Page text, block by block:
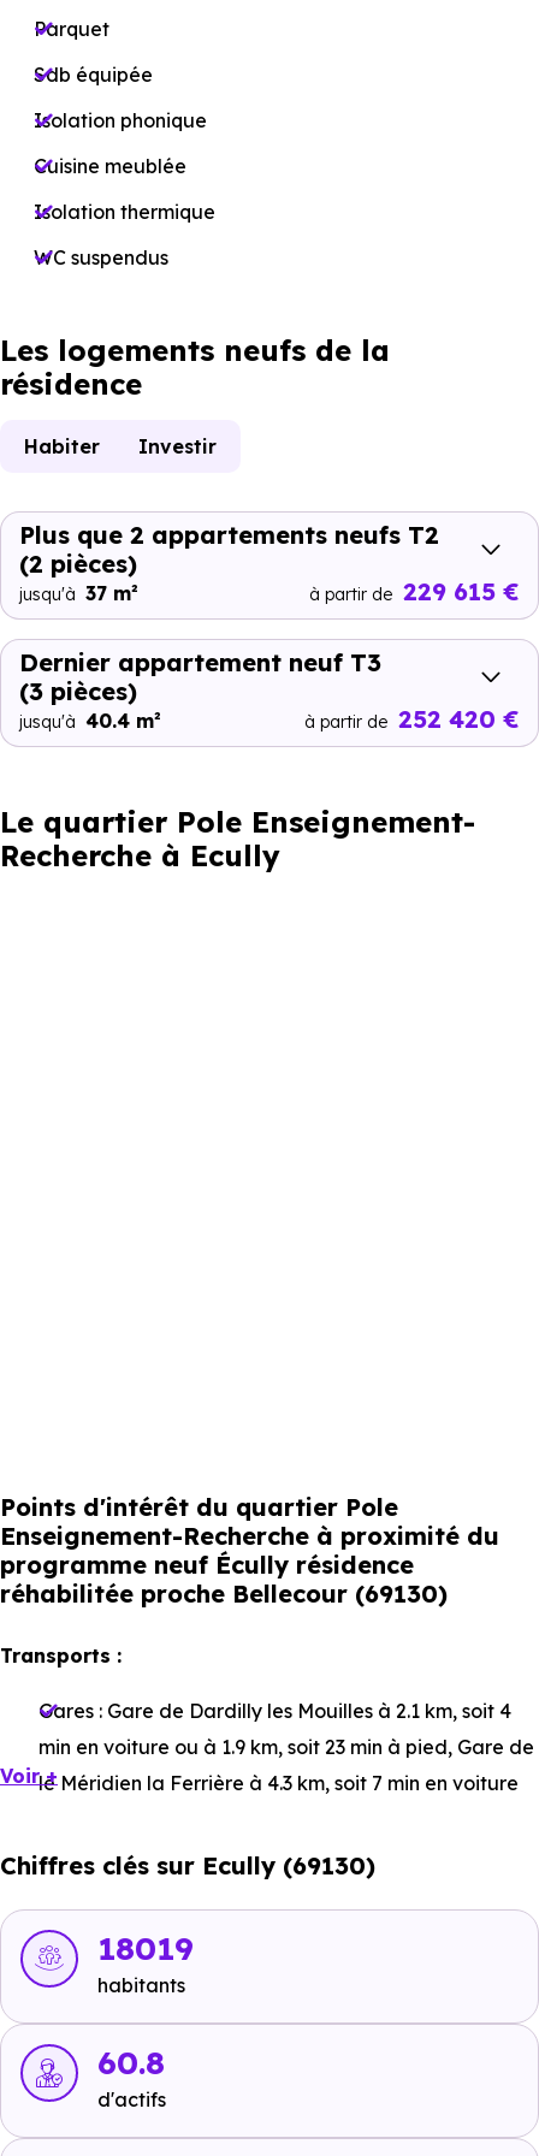
Parquet
Sdb équipée
Isolation phonique
Cuisine meublée
Isolation thermique
WC suspendus
Les logements neufs de la
résidence
Habiter Investir
Plus que 2 appartements neufs T2
(2 pièces)
jusqu'à 37 m² à partir de 229 615 €
Dernier appartement neuf T3
(3 pièces)
jusqu'à 40.4 m² à partir de 252 420 €
Le quartier Pole Enseignement-
Recherche à Ecully
Points d'intérêt du quartier Pole
Enseignement-Recherche à proximité du
programme neuf Écully résidence
réhabilitée proche Bellecour (69130)
Transports :
Gares : Gare de Dardilly les Mouilles à 2.1 km, soit 4
min en voiture ou à 1.9 km, soit 23 min à pied, Gare de
le Méridien la Ferrière à 4.3 km, soit 7 min en voiture
à 4.4 km, soit 7 min en voiture ou à 1.2 km, soit 15 min
Bus :
Ligne 3 - Ligne 3/89 - Ligne 55 - Ligne PL3 :
Charrière Blanche
55 - Ligne PL3 : Campus Lyon Ouest
à 238 m, soit 1 min
en voiture ou à 238 m, soit 3 min à pied
Voir +
Chiffres clés sur Ecully (69130)
18019
habitants
60.8
d'actifs